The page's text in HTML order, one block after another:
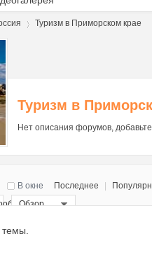
Туризм в Приморском крае
Туризм в
Нет описания форумов,
Последнее
В окне
Обзор